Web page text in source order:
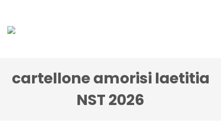
cartellone amorisi laetitia
NST 2026